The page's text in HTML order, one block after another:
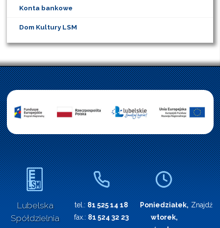
Konta bankowe
Dom Kultury LSM
Lubelska
Spółdzielnia
tel.: 81 525 14 18
fax.: 81 524 32 23
Poniedziałek,
wtorek,
Znajdź